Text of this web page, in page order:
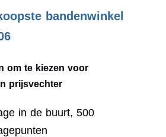
bandenwinkel
om te kiezen voor
prijsvechter
in de buurt, 500